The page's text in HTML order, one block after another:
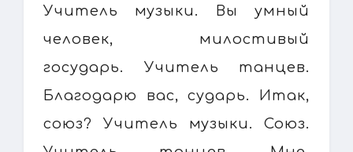
Учитель музыки. Вы умный
человек, милостивый
государь. Учитель танцев.
Благодарю вас, сударь. Итак,
союз? Учитель музыки. Союз.